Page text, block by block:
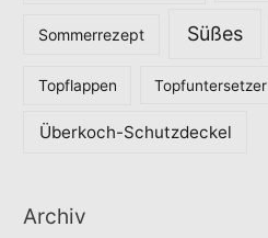
Sommerrezept Süßes
Topflappen Topfuntersetzer
Überkoch-Schutzdeckel
Archiv